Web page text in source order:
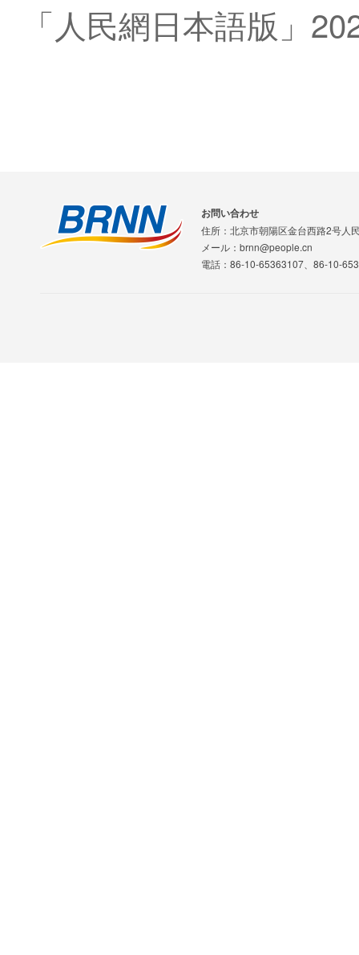
「人民網日本語版」
お問い合わせ
住所：北京市朝陽区金台西路2号人
メール：brnn@people.cn
電話：86-10-65363107、86-10-